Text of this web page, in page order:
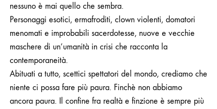
nessuno è mai quello che sembra.
Personaggi esotici, ermafroditi, clown violenti, domatori
menomati e improbabili sacerdotesse, nuove e vecchie
maschere di un’umanità in crisi che racconta la
contemporaneità.
Abituati a tutto, scettici spettatori del mondo, crediamo che
niente ci possa fare più paura. Finchè non abbiamo
ancora paura. Il confine fra realtà e finzione è sempre più